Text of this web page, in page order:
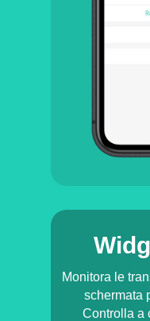
Monitora le
schermata
Controlla a